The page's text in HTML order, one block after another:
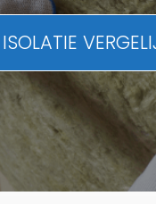
ISOLATIE